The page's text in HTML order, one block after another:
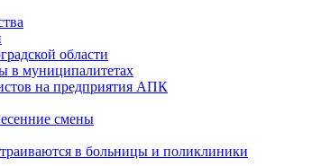
области
в муниципалитетах
на предприятия АПК
смены
в больницы и поликлиники